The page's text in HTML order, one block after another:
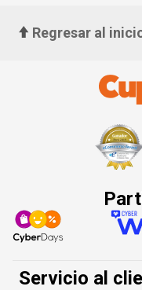
Regresar al
Servicio al